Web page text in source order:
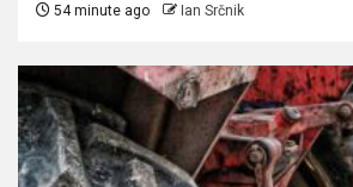
54 minute ago Ian Srčnik